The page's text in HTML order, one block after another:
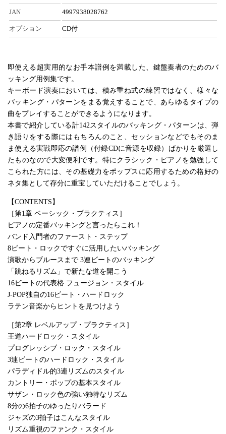
JAN 4997938028762
オプション CD付
即使える超実用的なお手本譜例を満載した、鍵盤奏者のためのバ
ッキング用例集です。
キーボード演奏においては、積み重ね式の練習ではなく、様々な
バッキング・パターンをまる覚えすることで、あらゆるタイプの
曲をプレイすることができるようになります。
本書で紹介している計142スタイルのバッキング・パターンは、弾
き語りをする際にはもちろんのこと、セッションなどでもそのま
ま使える実戦即応の譜例（付録CDに音源を収録）ばかりを厳選し
たものなので大変便利です。特にクラシック・ピアノを勉強して
こられた方には、その基礎力をポップスに応用するための格好の
ネタ集として存分に重宝していただけることでしょう。
【CONTENTS】
［第1章 ベーシック・プラクティス］
ピアノの定番バッキングと言ったらこれ！
バンド入門者のファースト・ステップ
8ビート・ロックですぐに活用したいバッキング
演歌からブルースまで 3連ビートのバッキング
「跳ねるリズム」で新たな道を開こう
16ビートの代表格 フュージョン・スタイル
J-POP独自の16ビート・ハードロック
ラテン音楽からヒントを見つけよう
［第2章 レベルアップ・プラクティス］
王道ハードロック・スタイル
プログレッシブ・ロック・スタイル
3連ビートのハードロック・スタイル
パラディドル的3連リズムのスタイル
カントリー・ポップの基本スタイル
サザン・ロック色の強い独特なリズム
8分の6拍子のゆったりバラード
ジャズの3拍子はこんなスタイル
リズム重視のファンク・スタイル